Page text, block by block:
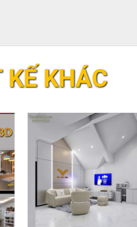
KẾ KHÁC